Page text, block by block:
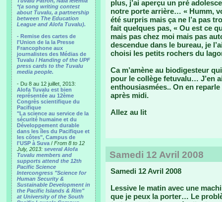
*(a song writing contest
about Tuvalu, a partnership
between The Education
League and Alofa Tuvalu).
- Remise des cartes de
l'Union de la la Presse
Francophone aux
journalistes des Médias de
Tuvalu / Handing of the UPF
press cards to the Tuvalu
media people.
- Du 8 au 12 juillet, 2013:
Alofa Tuvalu est bien
représentée au 12ème
Congrès scientifique du
Pacifique
"La science au service de la
sécurité humaine et du
Développement durable
dans les îles du Pacifique et
les côtes", Campus de
l'USP à Suva / From 8 to 12
July, 2013: several Alofa
Tuvalu members and
supports attend the 12th
Pacific Science
Intercongress "Science for
Human Security &
Sustainable Development in
the Pacific Islands & Rim"
at University of the South
plus, j’ai aperçu un pré
notre porte arrière… « Humm,
été surpris mais ça ne l’a pas
fait quelques pas, « Ou est ce
mais pas chez moi mais pas
descendue dans le bureau, je
choisi les petits rochers du
Ca m’amène au biodigesteur
pour le collège fetuvalu… J’en
enthousiasmées.. On en
après midi.
Allez au lit
Samedi 12 Avril 2008
Samedi 12 Avril 2008
Lessive le matin avec une
que je peux la porter… Le